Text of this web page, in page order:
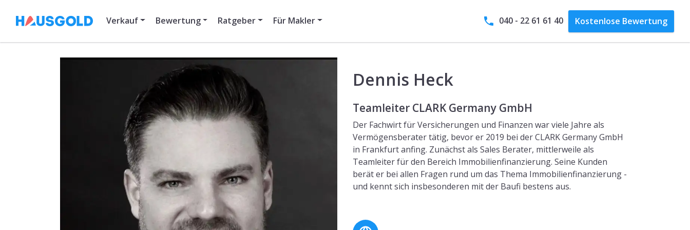
Verkauf Bewertung Ratgeber Für Makler 040 - 22 61 61 40 Kostenlose Bewertung
Dennis Heck
Teamleiter CLARK Germany GmbH
Der Fachwirt für Versicherungen und Finanzen war viele Jahre als
Vermögensberater tätig, bevor er 2019 bei der CLARK Germany GmbH
in Frankfurt anfing. Zunächst als Sales Berater, mittlerweile als
Teamleiter für den Bereich Immobilienfinanzierung. Seine Kunden
berät er bei allen Fragen rund um das Thema Immobilienfinanzierung -
und kennt sich insbesonderen mit der Baufi bestens aus.